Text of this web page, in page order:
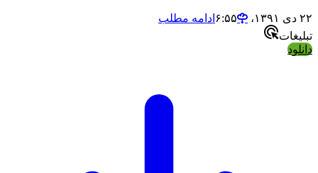
۲۲ دی ۱۳۹۱،‏ ۶:۵۵
ادامه مطلب
تبلیغات
دانلود